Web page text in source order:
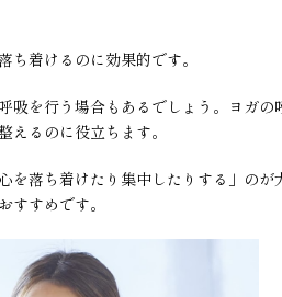
着けるのに効果的です。
吸を行う場合もあるでしょう。ヨガの
るのに役立ちます。
を落ち着けたり集中したりする」のが
すめです。